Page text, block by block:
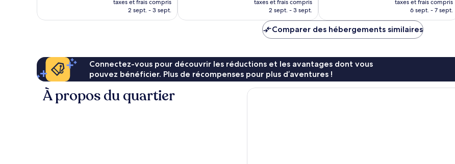
prix
taxes et frais compris
2 sept. - 3 sept.
prix
de
taxes et frais compris
2 sept. - 3 sept.
prix
taxes et frais compris
6 sept. - 7 sept.
Comparer des hébergements similaires
Connectez-vous pour découvrir les réductions et les avantages dont vous
pouvez bénéficier. Plus de récompenses pour plus d’aventures !
À propos du quartier